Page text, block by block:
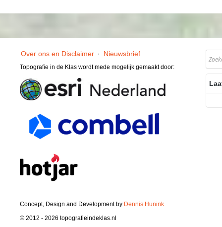
Over ons en Disclaimer · Nieuwsbrief
Topografie in de Klas wordt mede mogelijk gemaakt door:
Concept, Design and Development by Dennis Hunink
© 2012 - 2026 topografieindeklas.nl